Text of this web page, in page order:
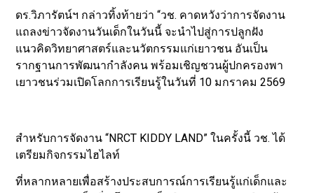
ดร.วิภารัตน์ฯ กล่าวทิ้งท้ายว่า “วช. คาดหวังว่าการจัดงาน
แถลงข่าวจัดงานวันเด็กในวันนี้ จะนำไปสู่การปลูกฝัง
แนวคิดวิทยาศาสตร์และนวัตกรรมแก่เยาวชน อันเป็น
รากฐานการพัฒนากำลังคน พร้อมเชิญชวนผู้ปกครองพา
เยาวชนร่วมเปิดโลกการเรียนรู้ในวันที่ 10 มกราคม 2569
สำหรับการจัดงาน “NRCT KIDDY LAND” ในครั้งนี้ วช. ได้
เตรียมกิจกรรมไฮไลท์
ที่หลากหลายเพื่อสร้างประสบการณ์การเรียนรู้แก่เด็กและ